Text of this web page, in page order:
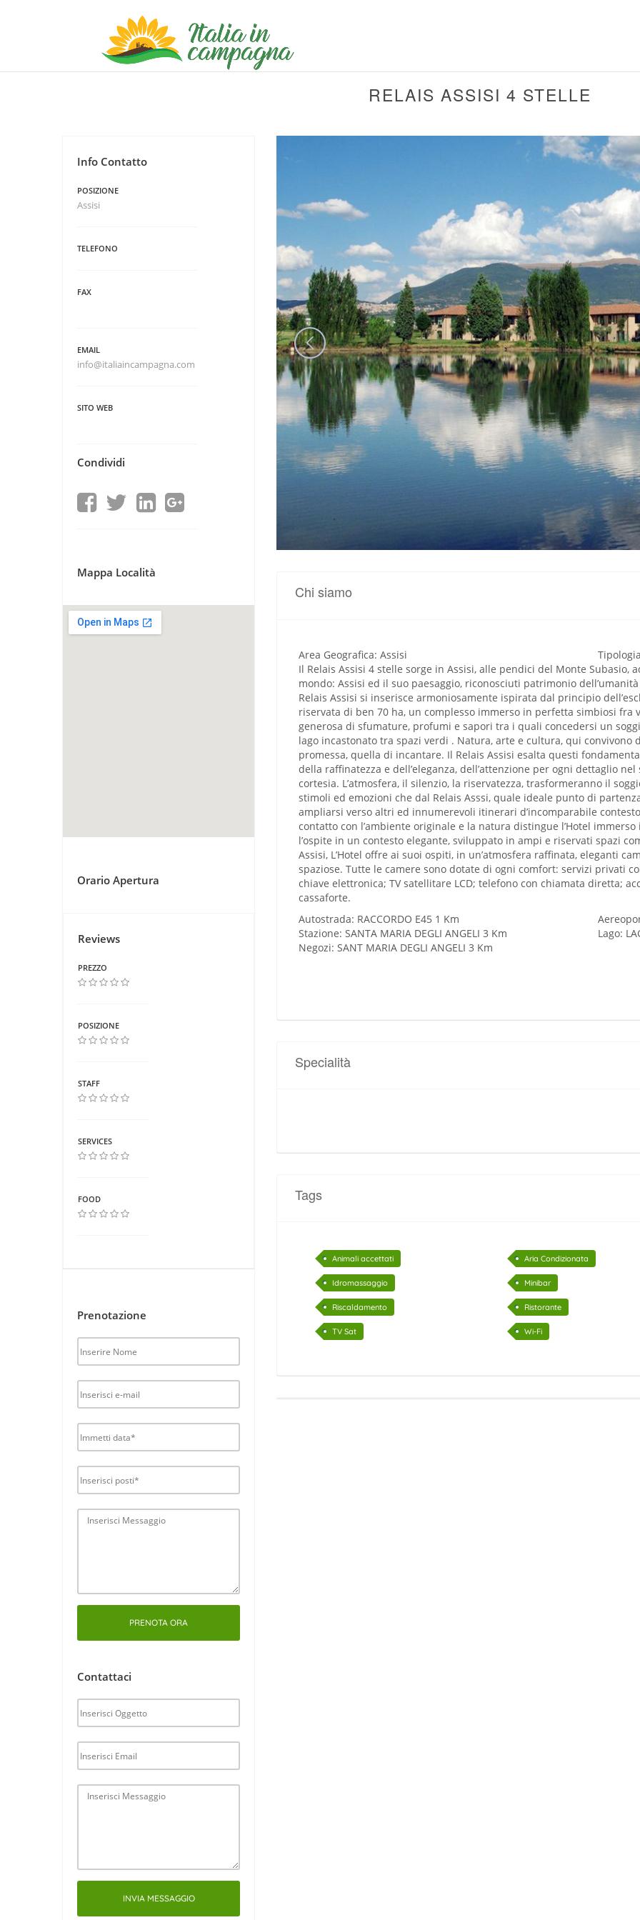
RELAIS ASSISI 4 STELLE
Chi siamo
Area Geografica: Assisi
Il Relais Assisi 4 stelle sorge in Assisi, alle pendici del Monte Subasio,
mondo: Assisi ed il suo paesaggio, riconosciuti patrimonio
Relais Assisi si inserisce armoniosamente ispirata dal principio
riservata di ben 70 ha, un complesso immerso in perfetta simbiosi
generosa di sfumature, profumi e sapori tra i quali concedersi un
lago incastonato tra spazi verdi . Natura, arte e cultura, qui convivono
promessa, quella di incantare. Il Relais Assisi esalta questi
della raffinatezza e dell’eleganza, dell’attenzione per ogni dettaglio
cortesia. L’atmosfera, il silenzio, la riservatezza, trasformeranno il
stimoli ed emozioni che dal Relais Asssi, quale ideale punto di
ampliarsi verso altri ed innumerevoli itinerari d’incomparabile
contatto con l’ambiente originale e la natura distingue l’Hotel
l’ospite in un contesto elegante, sviluppato in ampi e riservati spazi
Assisi, L’Hotel offre ai suoi ospiti, in un’atmosfera raffinata, eleganti
spaziose. Tutte le camere sono dotate di ogni comfort: servizi privati
chiave elettronica; TV satellitare LCD; telefono con chiamata diretta;
cassaforte.
Autostrada: RACCORDO E45 1 Km
Stazione: SANTA MARIA DEGLI ANGELI 3 Km
Lago:
Negozi: SANT MARIA DEGLI ANGELI 3 Km
Specialità
Tags
Animali accettati Aria Condizionata
Idromassaggio Minibar
Riscaldamento Ristorante
TV Sat Wi-Fi
Info Contatto
POSIZIONE
Assisi
TELEFONO
FAX
EMAIL
info@italiaincampagna.com
SITO WEB
Condividi
Mappa Località
Orario Apertura
Reviews
PREZZO
POSIZIONE
STAFF
SERVICES
FOOD
Prenotazione
PRENOTA ORA
Contattaci
INVIA MESSAGGIO